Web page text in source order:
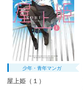
少年・青年マンガ
屋上姫（１）